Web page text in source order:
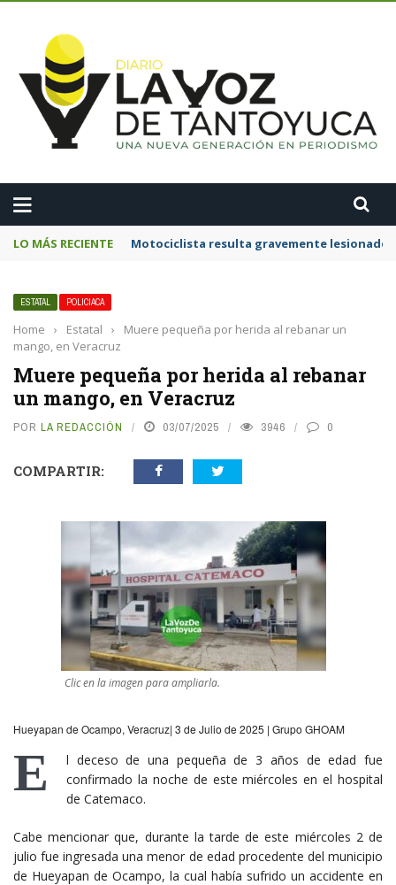
LO MÁS RECIENTE Motociclista resulta gravemente
ESTATAL POLICIACA
Home › Estatal ›
Muere pequeña por herida al rebanar un
mango, en Veracruz
Muere pequeña por herida al rebanar
un mango, en Veracruz
POR LA REDACCIÓN 03/07/2025 3946 0
COMPARTIR:
Clic en la imagen para ampliarla.
Hueyapan de Ocampo, Veracruz| 3 de Julio de 2025 | Grupo GHOAM
E
l deceso de una pequeña de 3 años de edad fue
confirmado la noche de este miércoles en el hospital
de Catemaco.
Cabe mencionar que, durante la tarde de este miércoles 2 de
julio fue ingresada una menor de edad procedente del municipio
de Hueyapan de Ocampo, la cual había sufrido un accidente en